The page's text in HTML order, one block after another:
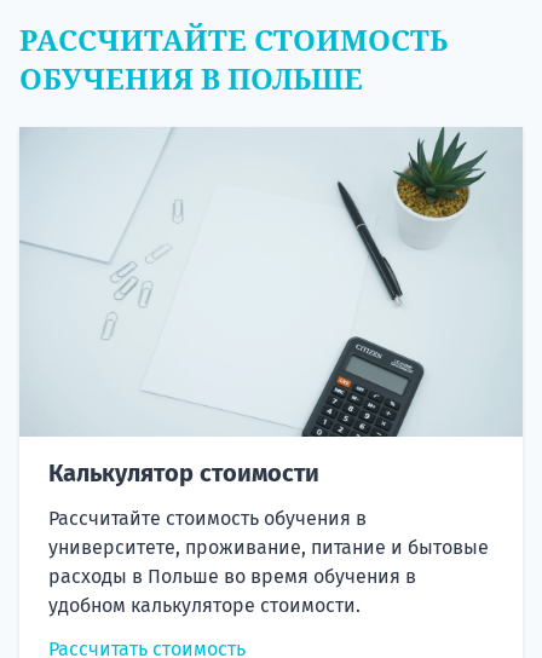
РАССЧИТАЙТЕ СТОИМОСТЬ
ОБУЧЕНИЯ В ПОЛЬШЕ
Калькулятор стоимости
Рассчитайте стоимость обучения в
университете, проживание, питание и бытовые
расходы в Польше во время обучения в
удобном калькуляторе стоимости.
Рассчитать стоимость